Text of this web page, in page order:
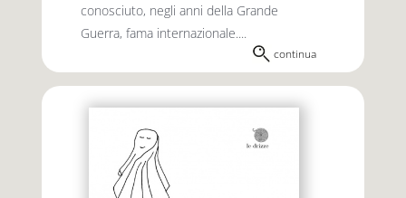
conosciuto, negli anni della Grande
Guerra, fama internazionale....
continua